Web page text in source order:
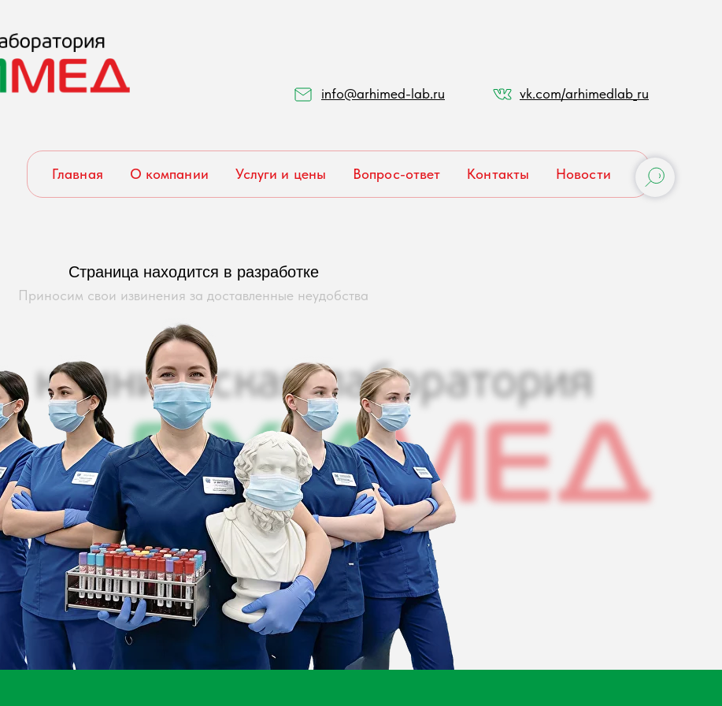
info@arhimed-lab.ru vk.com/arhimedlab_ru
Главная О компании Услуги и цены Вопрос-ответ Контакты Новости
Страница находится в разработке
Приносим свои извинения за доставленные неудобства